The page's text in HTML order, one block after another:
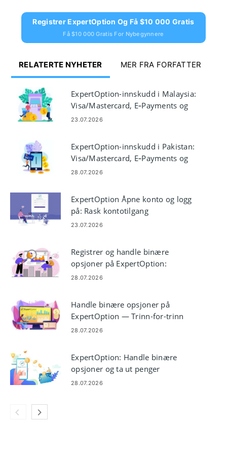
Registrer ExpertOption Og Få $10 000 Gratis
Få $10 000 Gratis For Nybegynnere
RELATERTE NYHETER MER FRA FORFATTER
ExpertOption-innskudd i Malaysia:
Visa/Mastercard, E‑Payments og
Crypto
23.07.2026
ExpertOption-innskudd i Pakistan:
Visa/Mastercard, E‑Payments og
Crypto
28.07.2026
ExpertOption Åpne konto og logg
på: Rask kontotilgang
23.07.2026
Registrer og handle binære
opsjoner på ExpertOption:
Kontotrinn
28.07.2026
Handle binære opsjoner på
ExpertOption — Trinn-for-trinn
handelsveiledning
28.07.2026
ExpertOption: Handle binære
opsjoner og ta ut penger
28.07.2026